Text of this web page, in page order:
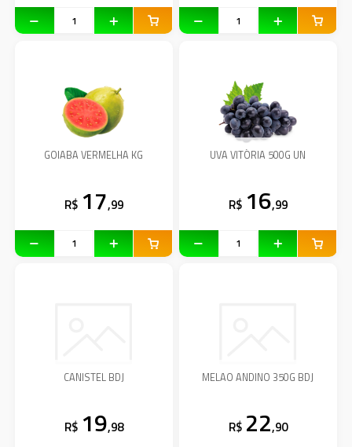
GOIABA VERMELHA KG
R$ 17,99
UVA VITÓRIA 500G UN
R$ 16,99
CANISTEL BDJ
R$ 19,98
MELAO ANDINO 350G BDJ
R$ 22,90